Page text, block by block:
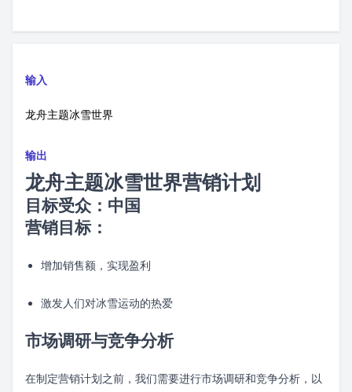
输入
龙舟主题冰雪世界
输出
龙舟主题冰雪世界营销计划
目标受众：中国
营销目标：
增加销售额，实现盈利
激发人们对冰雪运动的热爱
市场调研与竞争分析
在制定营销计划之前，我们需要进行市场调研和竞争分析，以